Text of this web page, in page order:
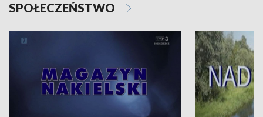
SPOŁECZEŃSTWO